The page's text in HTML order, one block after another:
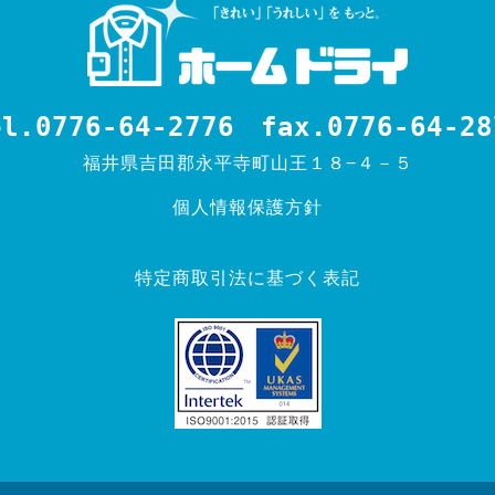
64-2776 fax.0776-64-
福井県吉田郡永平寺町山王１８−４－５
個人情報保護方針
特定商取引法に基づく表記